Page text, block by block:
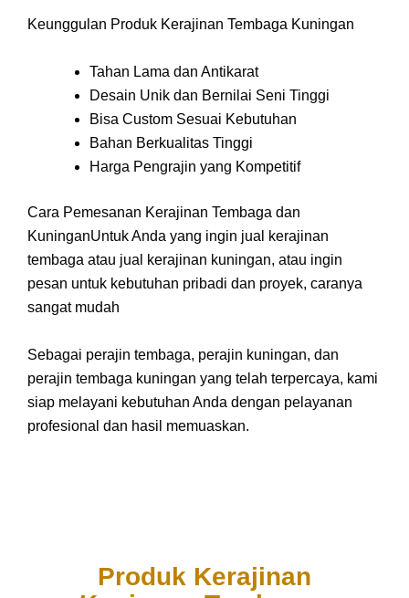
Keunggulan Produk Kerajinan Tembaga Kuningan
Tahan Lama dan Antikarat
Desain Unik dan Bernilai Seni Tinggi
Bisa Custom Sesuai Kebutuhan
Bahan Berkualitas Tinggi
Harga Pengrajin yang Kompetitif
Cara Pemesanan Kerajinan Tembaga dan
KuninganUntuk Anda yang ingin jual kerajinan
tembaga atau jual kerajinan kuningan, atau ingin
pesan untuk kebutuhan pribadi dan proyek, caranya
sangat mudah
Sebagai perajin tembaga, perajin kuningan, dan
perajin tembaga kuningan yang telah terpercaya, kami
siap melayani kebutuhan Anda dengan pelayanan
profesional dan hasil memuaskan.
Produk Kerajinan